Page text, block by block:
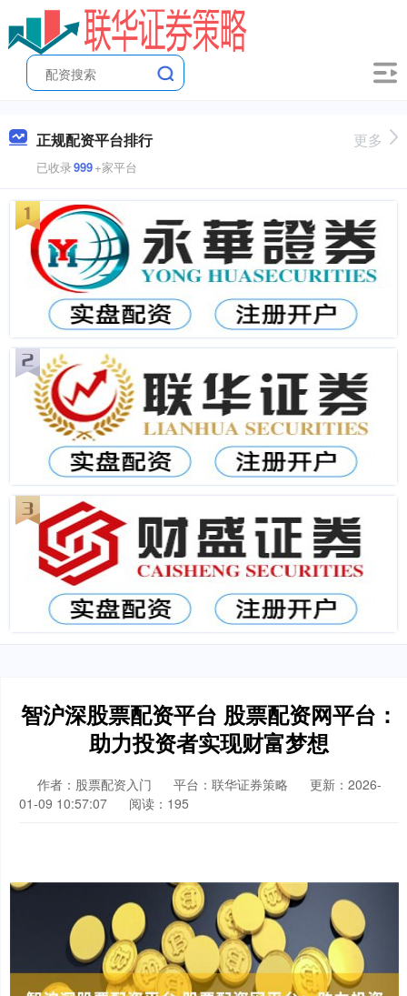
正规配资平台排行
已收录999+家平台
更多
智沪深股票配资平台 股票配资网平台：
助力投资者实现财富梦想
作者：股票配资入门 平台：联华证券策略
更新：2026-
01-09 10:57:07
阅读：195